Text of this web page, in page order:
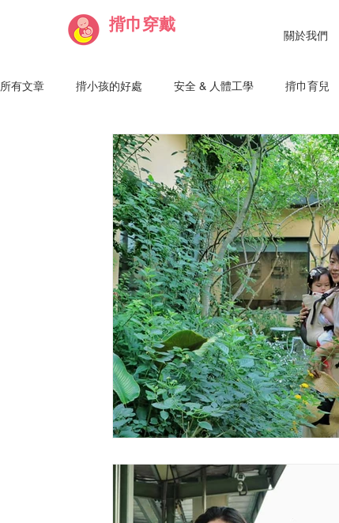
揹巾穿戴
關於我們
所有文章 揹小孩的好處 安全 & 人體工學 揹巾育兒
Haru 講師 Vivian 講師 Lisa 講師
Maggie 純魚講師 粘 Nien 講師 Chantelle 講師